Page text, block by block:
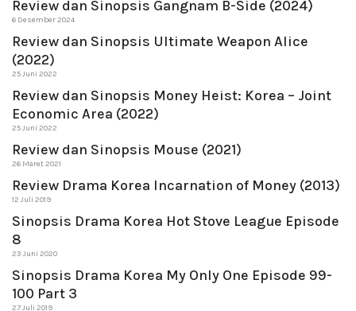
Review dan Sinopsis Gangnam B-Side (2024)
6 Desember 2024
Review dan Sinopsis Ultimate Weapon Alice
(2022)
25 Juni 2022
Review dan Sinopsis Money Heist: Korea – Joint
Economic Area (2022)
25 Juni 2022
Review dan Sinopsis Mouse (2021)
26 Maret 2021
Review Drama Korea Incarnation of Money (2013)
12 Juli 2019
Sinopsis Drama Korea Hot Stove League Episode
8
23 Juni 2020
Sinopsis Drama Korea My Only One Episode 99-
100 Part 3
27 Juli 2019